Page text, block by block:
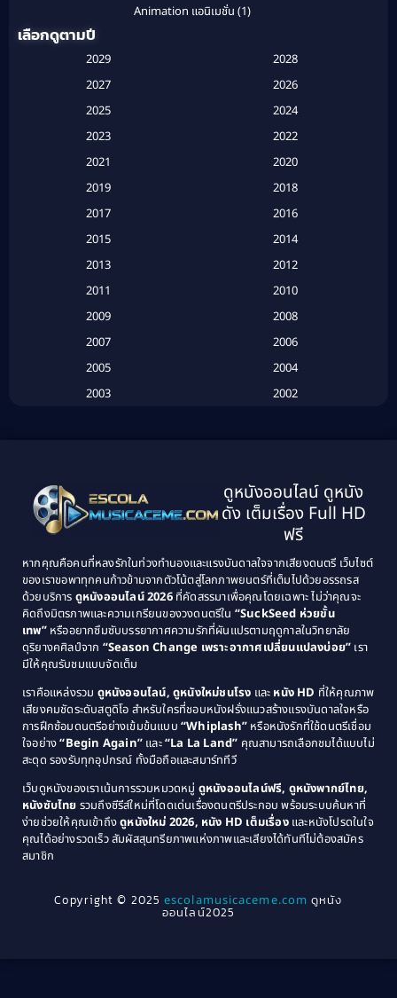
Animation แอนิเมชั่น (1)
Based on a True Story สร้างจากเรื่องจริง(2)
Based on a True Story เรื่องจริง (20)
Based on a True Story เรื่องจริง (16)
(134)
Classic หนังคลาสสิก(21)
Classic หนังคลาสสิก(25)
Comedy ตลก(46)
Comedy ตลก(515)
Coming of Age ก้าวพ้นวัย(1)
Coming-of-Age(3)
Community(1)
Crime อาชญากรรม(78)
Cult Film(4)
เลือกดูตามปี
2029
2028
2027
2026
2025
2024
2023
2022
2021
2020
2019
2018
2017
2016
2015
2014
2013
2012
2011
2010
2009
2008
2007
2006
2005
2004
2003
2002
1995
1994
1993
1992
1989
1988
1987
1986
1985
1984
1983
1982
1979
1978
1976
1975
1974
1971
1970
1969
1968
1964
1963
1940
ดูหนังออนไลน์ ดูหนัง
ดัง เต็มเรื่อง Full HD
ฟรี
หากคุณคือคนที่หลงรักในท่วงทำนองและแรงบันดาลใจจากเสียงดนตรี เว็บไซต์
ของเราขอพาทุกคนก้าวข้ามจากตัวโน้ตสู่โลกภาพยนตร์ที่เต็มไปด้วยอรรถรส
ด้วยบริการ ดูหนังออนไลน์ 2026ที่คัดสรรมาเพื่อคุณโดยเฉพาะ ไม่ว่าคุณจะ
คิดถึงมิตรภาพและความเกรียนของวงดนตรีใน “SuckSeed ห่วยขั้น
เทพ”หรืออยากซึมซับบรรยากาศความรักที่ผันแปรตามฤดูกาลในวิทยาลัย
ดุริยางคศิลป์จาก “Season Change เพราะอากาศเปลี่ยนแปลงบ่อย” เรา
มีให้คุณรับชมแบบจัดเต็ม
เราคือแหล่งรวม ดูหนังออนไลน์, ดูหนังใหม่ชนโรง และ หนัง HD ที่ให้คุณภาพ
เสียงคมชัดระดับสตูดิโอ สำหรับใครที่ชอบหนังฝรั่งแนวสร้างแรงบันดาลใจหรือ
การฝึกซ้อมดนตรีอย่างเข้มข้นแบบ “Whiplash” หรือหนังรักที่ใช้ดนตรีเชื่อม
ใจอย่าง“Begin Again” และ“La La Land” คุณสามารถเลือกชมได้แบบไม่
สะดุด รองรับทุกอุปกรณ์ ทั้งมือถือและสมาร์ททีวี
เว็บดูหนังของเราเน้นการรวมหมวดหมู่ ดูหนังออนไลน์ฟรี, ดูหนังพากย์ไทย,
หนังซับไทย รวมถึงซีรีส์ใหม่ที่โดดเด่นเรื่องดนตรีประกอบ พร้อมระบบค้นหาที่
ง่ายช่วยให้คุณเข้าถึงดูหนังใหม่ 2026, หนัง HD เต็มเรื่องและหนังโปรดในใจ
คุณได้อย่างรวดเร็ว สัมผัสสุนทรียภาพแห่งภาพและเสียงได้ทันทีไม่ต้องสมัคร
สมาชิก
Copyright © 2025escolamusicaceme.com ดูหนัง
ออนไลน์2025